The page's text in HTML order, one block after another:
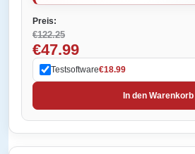
Preis:
€122.25
€47.99
Testsoftware€18.99
In den Warenkorb